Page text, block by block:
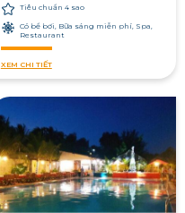
Tiêu chuẩn 4 sao
Có bể bơi, Bữa sáng miễn phí, Spa,
Restaurant
XEM CHI TIẾT